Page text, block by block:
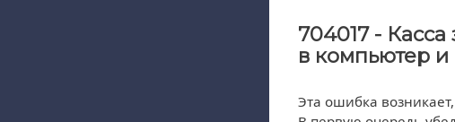
704017 -
в компьютер и
Эта ошибка